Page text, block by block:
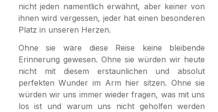
nicht jeden namentlich erwähnt, aber keiner von
ihnen wird vergessen, jeder hat einen besonderen
Platz in unseren Herzen.
Ohne sie wäre diese Reise keine bleibende
Erinnerung gewesen. Ohne sie würden wir heute
nicht mit diesem erstaunlichen und absolut
perfekten Wunder im Arm hier sitzen. Ohne sie
würden wir uns immer wieder fragen, was mit uns
los ist und warum uns nicht geholfen werden